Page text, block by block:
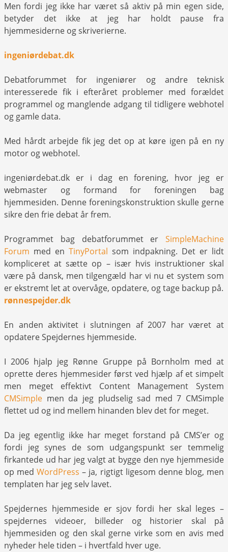
Men fordi jeg ikke har været så aktiv på min egen side,
betyder det ikke at jeg har holdt pause fra
hjemmesiderne og skriverierne.
ingeniørdebat.dk
Debatforummet for ingeniører og andre teknisk
interesserede fik i efteråret problemer med forældet
programmel og manglende adgang til tidligere webhotel
og gamle data.
Med hårdt arbejde fik jeg det op at køre igen på en ny
motor og webhotel.
ingeniørdebat.dk er i dag en forening, hvor jeg er
webmaster og formand for foreningen bag
hjemmesiden. Denne foreningskonstruktion skulle gerne
sikre den frie debat år frem.
Programmet bag debatforummet er SimpleMachine
Forum med en TinyPortal som indpakning. Det er lidt
kompliceret at sætte op – især hvis instruktioner skal
være på dansk, men tilgengæld har vi nu et system som
er ekstremt let at overvåge, opdatere, og tage backup på.
rønnespejder.dk
En anden aktivitet i slutningen af 2007 har været at
opdatere Spejdernes hjemmeside.
I 2006 hjalp jeg Rønne Gruppe på Bornholm med at
oprette deres hjemmesider først ved hjælp af et simpelt
men meget effektivt Content Management System
CMSimple men da jeg pludselig sad med 7 CMSimple
flettet ud og ind mellem hinanden blev det for meget.
Da jeg egentlig ikke har meget forstand på CMS’er og
fordi jeg synes de som udgangspunkt ser temmelig
firkantede ud har jeg valgt at bygge den nye hjemmeside
op medWordPress – ja, rigtigt ligesom denne blog, men
templaten har jeg selv lavet.
Spejdernes hjemmeside er sjov fordi her skal leges –
spejdernes videoer, billeder og historier skal på
hjemmesiden og den skal gerne virke som en avis med
nyheder hele tiden – i hvertfald hver uge.